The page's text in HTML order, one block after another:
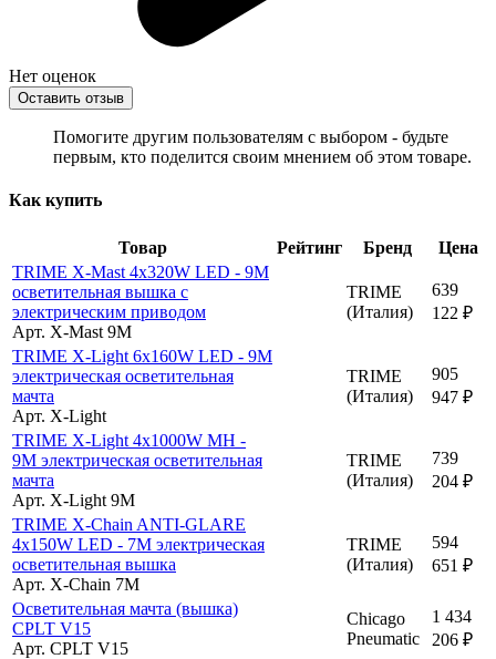
Нет оценок
Оставить отзыв
Помогите другим пользователям с выбором - будьте
первым, кто поделится своим мнением об этом товаре.
Как купить
Товар Рейтинг Бренд
Цена
TRIME X-Mast 4x320W LED - 9M
осветительная вышка с
электрическим приводом
Арт. X-Mast 9M
TRIME
(Италия)
639
122 ₽
TRIME X-Light 6x160W LED - 9M
электрическая осветительная
мачта
Арт. X-Light
TRIME
(Италия)
905
947 ₽
TRIME X-Light 4x1000W MH -
9M электрическая осветительная
мачта
Арт. X-Light 9M
TRIME
(Италия)
739
204 ₽
TRIME X-Chain ANTI-GLARE
4x150W LED - 7M электрическая
осветительная вышка
Арт. X-Chain 7M
TRIME
(Италия)
594
651 ₽
Осветительная мачта (вышка)
CPLT V15
Арт. CPLT V15
Chicago
Pneumatic
1 434
206 ₽